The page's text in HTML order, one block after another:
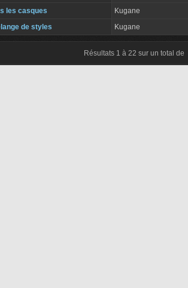
les casques
Kugane
de styles
Kugane
Résultats 1 à 22 sur un total de